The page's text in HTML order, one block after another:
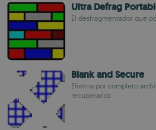
Ultra Defrag
El desfragmentador que
Blank and Secure
Elimina por completo
recuperarlos